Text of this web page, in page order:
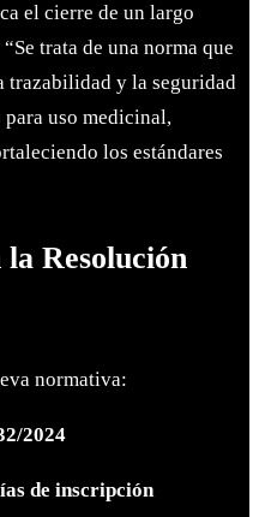
el cierre de un largo
trata de una norma que
trazabilidad y la seguridad
uso medicinal,
los estándares
Resolución
normativa:
2024
de inscripción